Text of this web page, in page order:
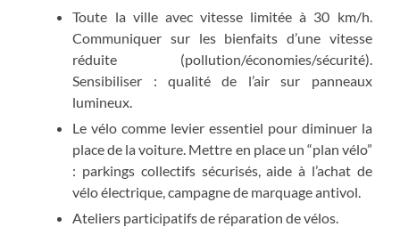
Toute la ville avec vitesse limitée à 30 km/h.
Communiquer sur les bienfaits d’une vitesse
réduite (pollution/économies/sécurité).
Sensibiliser : qualité de l’air sur panneaux
lumineux.
Le vélo comme levier essentiel pour diminuer la
place de la voiture. Mettre en place un “plan vélo”
: parkings collectifs sécurisés, aide à l’achat de
vélo électrique, campagne de marquage antivol.
Ateliers participatifs de réparation de vélos.